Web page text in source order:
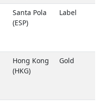
Santa Pola
(ESP)
Label
Hong Kong
(HKG)
Gold